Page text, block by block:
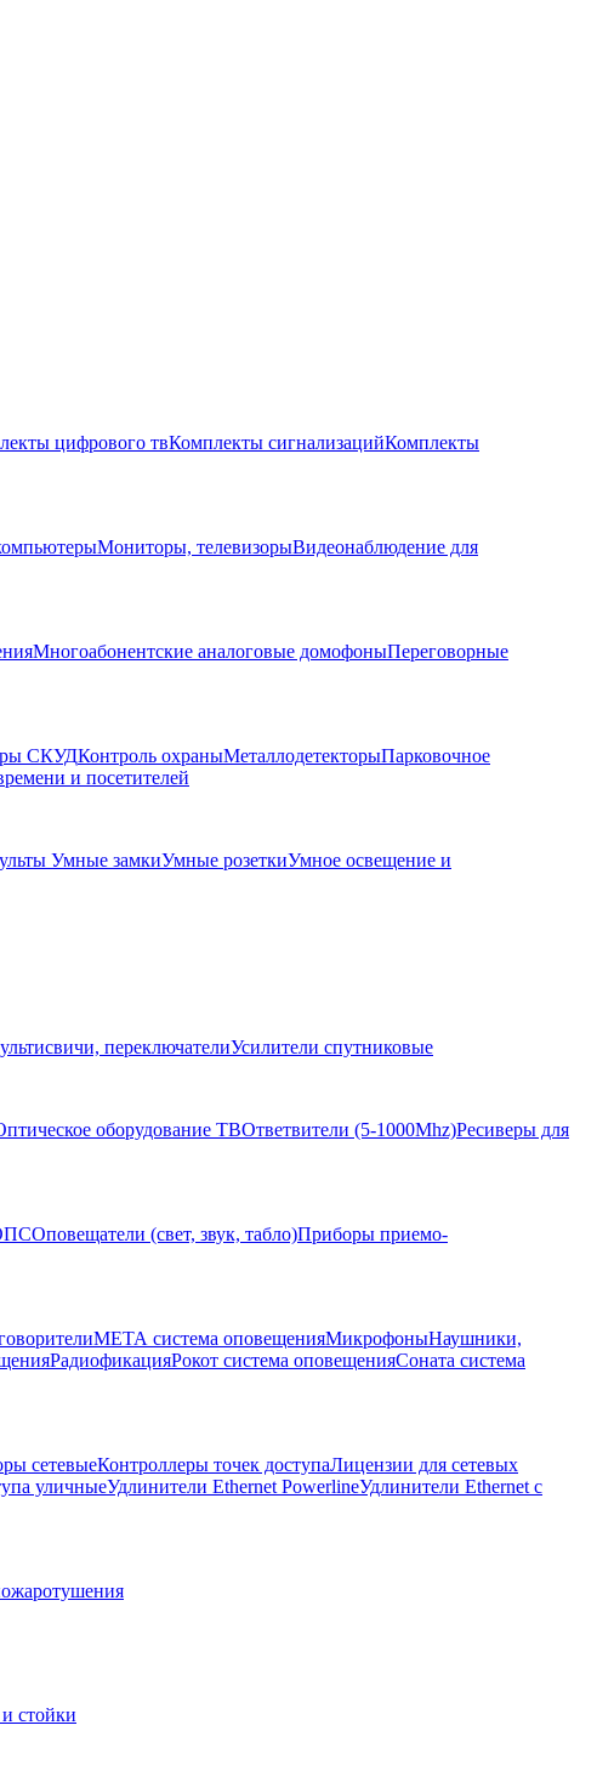
цифрового твКомплекты сигнализацийКомплекты
Мониторы, телевизорыВидеонаблюдение для
Многоабонентские аналоговые домофоныПереговорные
СКУДКонтроль охраныМеталлодетекторыПарковочное
и посетителей
Умные замкиУмные розеткиУмное освещение и
переключателиУсилители спутниковые
оборудование ТВОтветвители (5-1000Mhz)Ресиверы для
Оповещатели (свет, звук, табло)Приборы приемо-
МЕТА система оповещенияМикрофоныНаушники,
РадиофикацияРокот система оповещенияСоната система
сетевыеКонтроллеры точек доступаЛицензии для сетевых
уличныеУдлинители Ethernet PowerlineУдлинители Ethernet с
стойки